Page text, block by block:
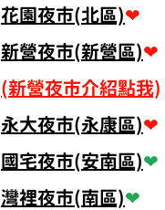
花園夜市(北區)❤
新營夜市(新營區)❤
(新營夜市介紹點我)
永大夜市(永康區)❤
國宅夜市(安南區)❤
灣裡夜市(南區)❤